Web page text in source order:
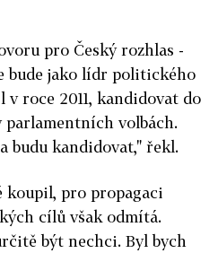
pro Český rozhlas -
bude jako lídr politického
roce 2011, kandidovat do
parlamentních volbách.
budu kandidovat," řekl.
koupil, pro propagaci
cílů však odmítá.
být nechci. Byl bych